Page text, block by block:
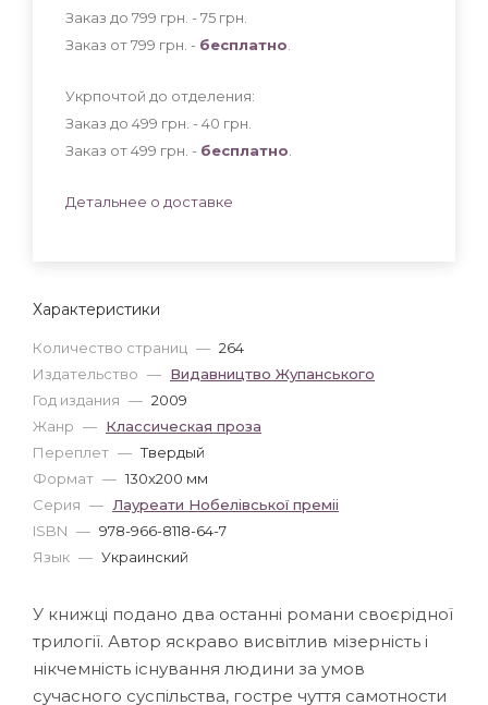
Характеристики
Количество страниц — 264
Издательство — Видавництво Жупанського
Год издания — 2009
Жанр — Классическая проза
Переплет — Твердый
Формат — 130x200 мм
Серия — Лауреати Нобелівської преміі
ISBN — 978-966-8118-64-7
Язык — Украинский
Заказ до 799 грн. - 75 грн
Заказ от 799 грн. - бесплатно
Укрпочтой до отделения:
Заказ до 499 грн. - 40 грн
Заказ от 499 грн. - бесплатно
Детальнее о доставке
У книжці подано два останні романи своєрідної
трилогії. Автор яскраво висвітлив мізерність і
нікчемність існування людини за умов
сучасного суспільства, гостре чуття самотности